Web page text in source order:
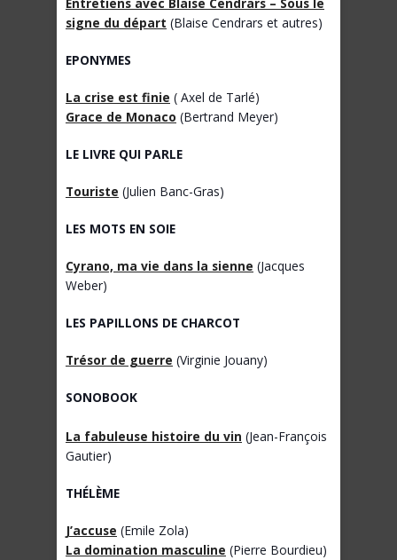
signe du départ (Blaise Cendrars et autres)
EPONYMES
La crise est finie ( Axel de Tarlé)
Grace de Monaco (Bertrand Meyer)
LE LIVRE QUI PARLE
Touriste (Julien Banc-Gras)
LES MOTS EN SOIE
Cyrano, ma vie dans la sienne (Jacques
Weber)
LES PAPILLONS DE CHARCOT
Trésor de guerre (Virginie Jouany)
SONOBOOK
La fabuleuse histoire du vin (Jean-François
Gautier)
THÉLÈME
J’accuse (Emile Zola)
La domination masculine (Pierre Bourdieu)